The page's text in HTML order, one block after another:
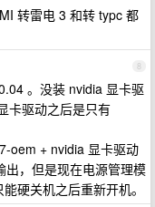
转雷电 3 和转 typc 都
8
。没装 nvidia 显卡驱
卡驱动之后是只有
oem + nvidia 显卡驱动
，但是现在电源管理模
硬关机之后重新开机。